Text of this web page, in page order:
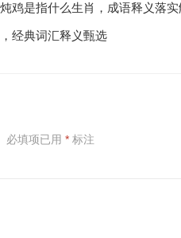
鸡是指什么生肖，成语释义落
经典词汇释义甄选
必填项已用 * 标注